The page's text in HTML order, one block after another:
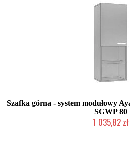
Szafka górna - system modułowy
SGWP 80
1 035,82 zł